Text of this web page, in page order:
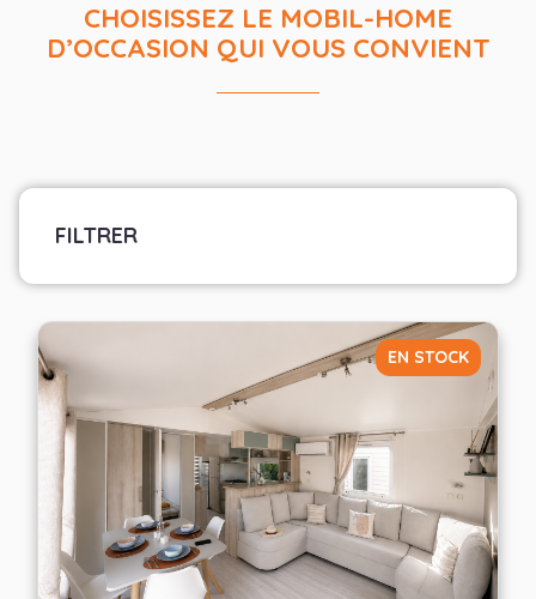
CHOISISSEZ LE MOBIL-HOME
D’OCCASION QUI VOUS CONVIENT
FILTRER
Largeur
— Choisir —
Nombre de chambres
— Choisir —
EN STOCK